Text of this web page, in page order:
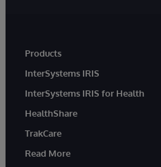
Products
InterSystems IRIS
InterSystems IRIS for Health
HealthShare
TrakCare
Read More